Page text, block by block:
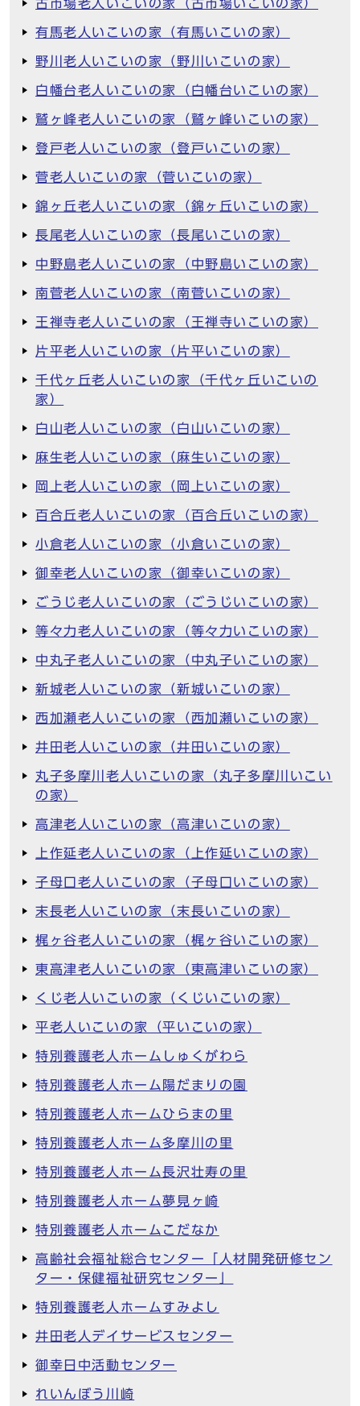
古市場老人いこいの家（古市場いこいの家）
有馬老人いこいの家（有馬いこいの家）
野川老人いこいの家（野川いこいの家）
白幡台老人いこいの家（白幡台いこいの家）
鷲ヶ峰老人いこいの家（鷲ヶ峰いこいの家）
登戸老人いこいの家（登戸いこいの家）
菅老人いこいの家（菅いこいの家）
錦ヶ丘老人いこいの家（錦ヶ丘いこいの家）
長尾老人いこいの家（長尾いこいの家）
中野島老人いこいの家（中野島いこいの家）
南菅老人いこいの家（南菅いこいの家）
王禅寺老人いこいの家（王禅寺いこいの家）
片平老人いこいの家（片平いこいの家）
千代ヶ丘老人いこいの家（千代ヶ丘いこいの
家）
白山老人いこいの家（白山いこいの家）
麻生老人いこいの家（麻生いこいの家）
岡上老人いこいの家（岡上いこいの家）
百合丘老人いこいの家（百合丘いこいの家）
小倉老人いこいの家（小倉いこいの家）
御幸老人いこいの家（御幸いこいの家）
ごうじ老人いこいの家（ごうじいこいの家）
等々力老人いこいの家（等々力いこいの家）
中丸子老人いこいの家（中丸子いこいの家）
新城老人いこいの家（新城いこいの家）
西加瀬老人いこいの家（西加瀬いこいの家）
井田老人いこいの家（井田いこいの家）
丸子多摩川老人いこいの家（丸子多摩川いこい
の家）
高津老人いこいの家（高津いこいの家）
上作延老人いこいの家（上作延いこいの家）
子母口老人いこいの家（子母口いこいの家）
末長老人いこいの家（末長いこいの家）
梶ヶ谷老人いこいの家（梶ヶ谷いこいの家）
東高津老人いこいの家（東高津いこいの家）
くじ老人いこいの家（くじいこいの家）
平老人いこいの家（平いこいの家）
特別養護老人ホームしゅくがわら
特別養護老人ホーム陽だまりの園
特別養護老人ホームひらまの里
特別養護老人ホーム多摩川の里
特別養護老人ホーム長沢壮寿の里
特別養護老人ホーム夢見ヶ崎
特別養護老人ホームこだなか
高齢社会福祉総合センター「人材開発研修セン
ター・保健福祉研究センター」
特別養護老人ホームすみよし
井田老人デイサービスセンター
御幸日中活動センター
れいんぼう川崎